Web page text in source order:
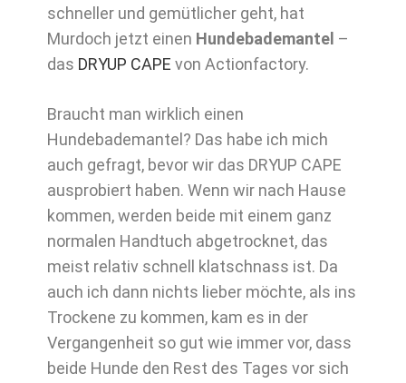
schneller und gemütlicher geht, hat
Murdoch jetzt einen Hundebademantel –
das DRYUP CAPE von Actionfactory.
Braucht man wirklich einen
Hundebademantel? Das habe ich mich
auch gefragt, bevor wir das DRYUP CAPE
ausprobiert haben. Wenn wir nach Hause
kommen, werden beide mit einem ganz
normalen Handtuch abgetrocknet, das
meist relativ schnell klatschnass ist. Da
auch ich dann nichts lieber möchte, als ins
Trockene zu kommen, kam es in der
Vergangenheit so gut wie immer vor, dass
beide Hunde den Rest des Tages vor sich